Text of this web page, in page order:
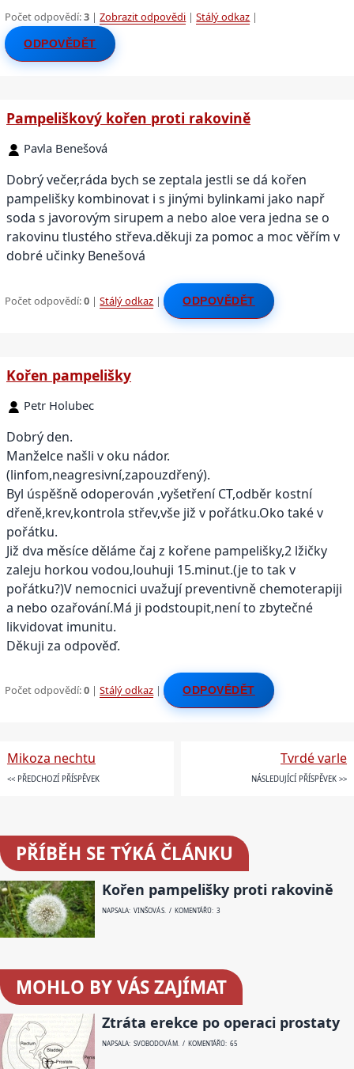
Počet odpovědí:3 |Zobrazit odpovědi |Stálý odkaz |
ODPOVĚDĚT
Pampeliškový kořen proti rakovině
Pavla Benešová
Dobrý večer,ráda bych se zeptala jestli se dá kořen
pampelišky kombinovat i s jinými bylinkami jako např
soda s javorovým sirupem a nebo aloe vera jedna se o
rakovinu tlustého střeva.děkuji za pomoc a moc věřím v
dobré učinky Benešová
Počet odpovědí:0 |Stálý odkaz | ODPOVĚDĚT
Kořen pampelišky
Petr Holubec
Dobrý den.
Manželce našli v oku nádor.
(linfom,neagresivní,zapouzdřený).
Byl úspěšně odoperován ,vyšetření CT,odběr kostní
dřeně,krev,kontrola střev,vše již v pořátku.Oko také v
pořátku.
Již dva měsíce děláme čaj z kořene pampelišky,2 lžičky
zaleju horkou vodou,louhuji 15.minut.(je to tak v
pořátku?)V nemocnici uvažují preventivně chemoterapiji
a nebo ozařování.Má ji podstoupit,není to zbytečné
likvidovat imunitu.
Děkuji za odpověď.
Počet odpovědí:0 |Stálý odkaz | ODPOVĚDĚT
Mikoza nechtu
<< PŘEDCHOZÍ PŘÍSPĚVEK
Tvrdé varle
NÁSLEDUJÍCÍ PŘÍSPĚVEK >>
PŘÍBĚH SE TÝKÁ ČLÁNKU
Kořen pampelišky proti rakovině
NAPSALA: VINŠOVÁ S. / KOMENTÁŘŮ: 3
MOHLO BY VÁS ZAJÍMAT
Ztráta erekce po operaci prostaty
NAPSALA: SVOBODOVÁ M. / KOMENTÁŘŮ: 65